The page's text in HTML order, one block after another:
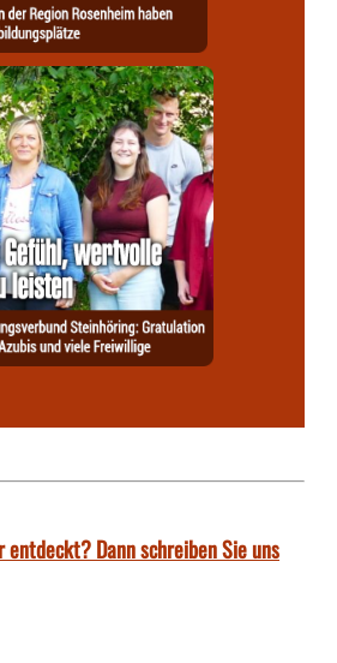
entdeckt? Dann schreiben Sie uns